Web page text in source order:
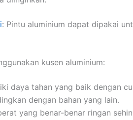
: Pintu aluminium dapat dipakai
kusen aluminium:
daya tahan yang baik dengan
dengan bahan yang lain.
yang benar-benar ringan